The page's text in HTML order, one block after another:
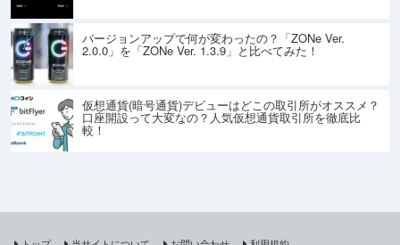
バージョンアップで何が変わったの？「ZONe Ver.
2.0.0」を「ZONe Ver. 1.3.9」と比べてみた！
仮想通貨(暗号通貨)デビューはどこの取引所がオススメ？
口座開設って大変なの？人気仮想通貨取引所を徹底比
較！